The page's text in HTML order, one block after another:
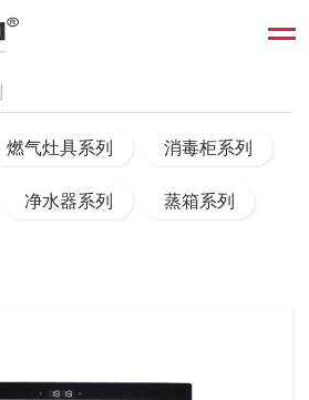
燃气灶具系列 消毒柜系列
净水器系列 蒸箱系列